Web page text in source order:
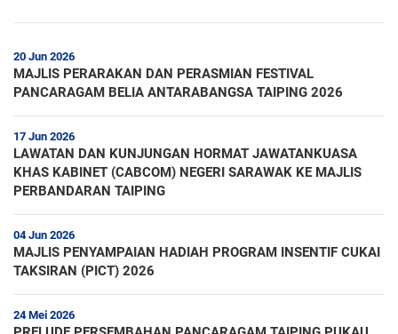
20 Jun 2026
MAJLIS PERARAKAN DAN PERASMIAN FESTIVAL
PANCARAGAM BELIA ANTARABANGSA TAIPING 2026
17 Jun 2026
LAWATAN DAN KUNJUNGAN HORMAT JAWATANKUASA
KHAS KABINET (CABCOM) NEGERI SARAWAK KE MAJLIS
PERBANDARAN TAIPING
04 Jun 2026
MAJLIS PENYAMPAIAN HADIAH PROGRAM INSENTIF CUKAI
TAKSIRAN (PICT) 2026
24 Mei 2026